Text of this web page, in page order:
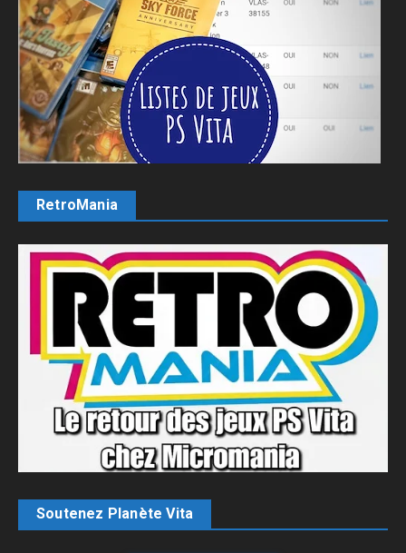
RetroMania
Soutenez Planète Vita